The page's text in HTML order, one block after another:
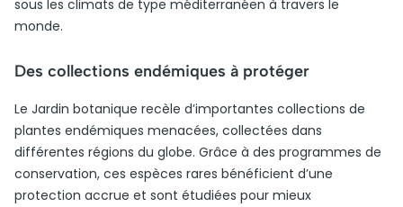
sous les climats de type méditerranéen à travers le
monde.
Des collections endémiques à protéger
Le Jardin botanique recèle d’importantes collections de
plantes endémiques menacées, collectées dans
différentes régions du globe. Grâce à des programmes de
conservation, ces espèces rares bénéficient d’une
protection accrue et sont étudiées pour mieux